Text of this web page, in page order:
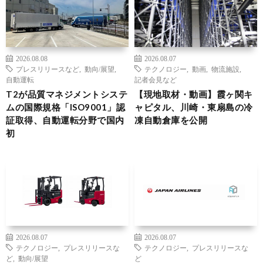
2026.08.08
プレスリリースなど
動向/展望
自動運転
T2が品質マネジメントシステ
ムの国際規格「ISO9001」認
証取得、自動運転分野で国内
初
2026.08.07
テクノロジー
動画 物流施設
記者会見など
【現地取材・動画】霞ヶ関キ
ャピタル、川崎・東扇島の冷
凍自動倉庫を公開
2026.08.07
テクノロジー
プレスリリースな
ど
動向/展望
2026.08.07
テクノロジー
プレスリリースな
ど